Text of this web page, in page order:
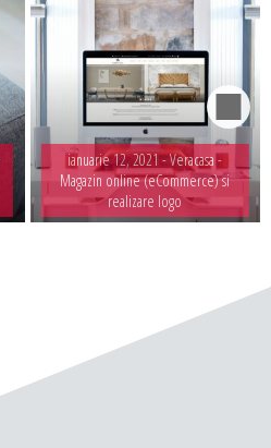
ianuarie 12, 2021 -Veracasa -
Magazin online (eCommerce) si
realizare logo